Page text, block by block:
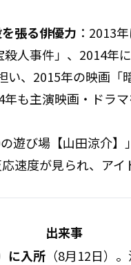
張る俳優力 ：2013
人事件」、2014年
い、2015年の映画「
も主演映画・ドラ
の遊び場【山田涼介】
速度が見られ、アイ
出来事
に入所 （8月12日）